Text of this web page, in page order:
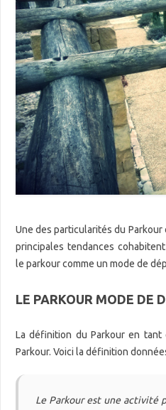
Une des particularités du Parkour
principales tendances
le parkour comme un mode de
LE PARKOUR MODE DE
La définition du Parkour en
Parkour. Voici la définition
Le Parkour est une activité